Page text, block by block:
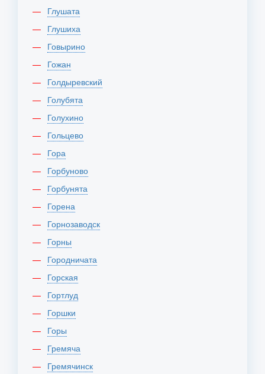
Глушата
Глушиха
Говырино
Гожан
Голдыревский
Голубята
Голухино
Гольцево
Гора
Горбуново
Горбунята
Горена
Горнозаводск
Горны
Городничата
Горская
Гортлуд
Горшки
Горы
Гремяча
Гремячинск